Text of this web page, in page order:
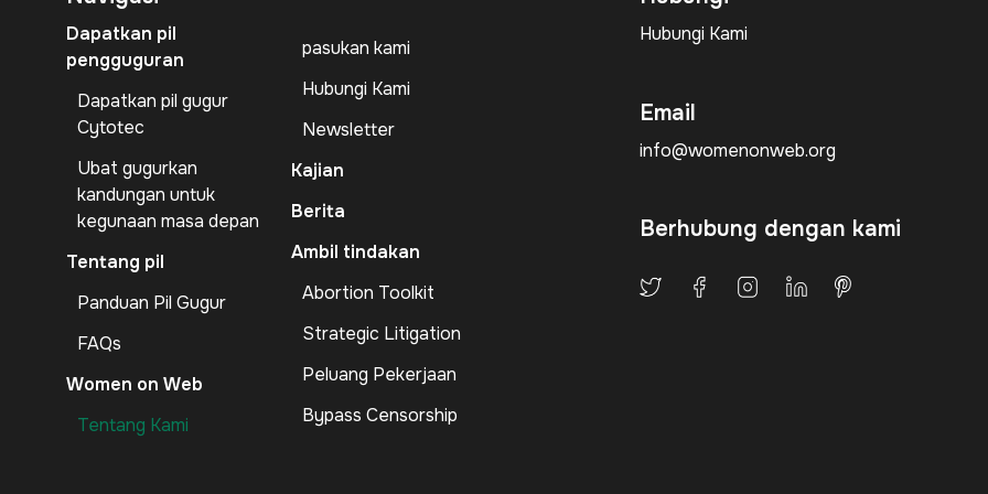
Dapatkan pil
pengguguran
Dapatkan pil gugur
Cytotec
Ubat gugurkan
kandungan untuk
kegunaan masa depan
Tentang pil
Panduan Pil Gugur
FAQs
Women on Web
Tentang Kami
pasukan kami
Hubungi Kami
Newsletter
Kajian
Berita
Ambil tindakan
Abortion Toolkit
Strategic Litigation
Peluang Pekerjaan
Bypass Censorship
Hubungi Kami
Email
info@womenonweb.org
Berhubung dengan kami